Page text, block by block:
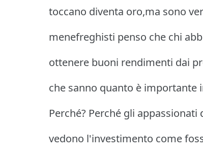
toccano diventa oro,ma sono
menefreghisti penso che chi
ottenere buoni rendimenti dai
che sanno quanto è importante
Perché? Perché gli
vedono l'investimento come